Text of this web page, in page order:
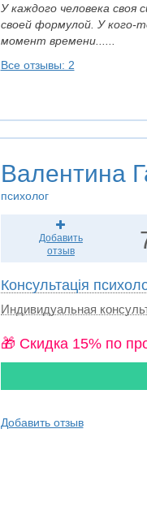
У каждого человека своя
своей формулой. У кого-
момент времени......
Все отзывы: 2
Валентина
психолог
Добавить
отзыв
Консультація
Индивидуальная
🎁 Cкидка 15% по
Добавить отзыв